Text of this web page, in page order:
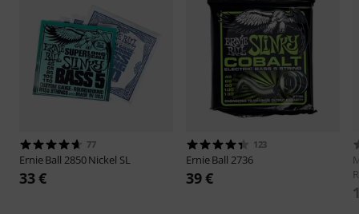
77
Ernie Ball 2850 Nickel SL
33 €
123
Ernie Ball 2736
39 €